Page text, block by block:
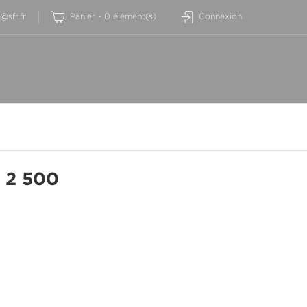
Panier - 0 élément(s) Connexion
2 500